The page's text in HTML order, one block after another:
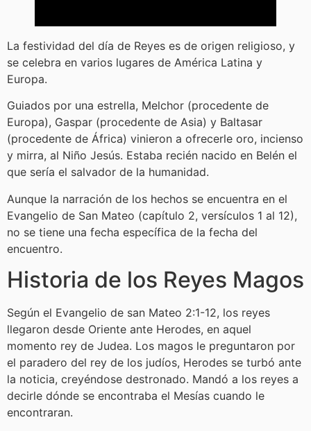
La festividad del día de Reyes es de origen religioso, y
se celebra en varios lugares de América Latina y
Europa.
Guiados por una estrella, Melchor (procedente de
Europa), Gaspar (procedente de Asia) y Baltasar
(procedente de África) vinieron a ofrecerle oro, incienso
y mirra, al Niño Jesús. Estaba recién nacido en Belén el
que sería el salvador de la humanidad.
Aunque la narración de los hechos se encuentra en el
Evangelio de San Mateo (capítulo 2, versículos 1 al 12),
no se tiene una fecha específica de la fecha del
encuentro.
Historia de los Reyes Magos
Según el Evangelio de san Mateo 2:1-12, los reyes
llegaron desde Oriente ante Herodes, en aquel
momento rey de Judea. Los magos le preguntaron por
el paradero del rey de los judíos, Herodes se turbó ante
la noticia, creyéndose destronado. Mandó a los reyes a
decirle dónde se encontraba el Mesías cuando le
encontraran.